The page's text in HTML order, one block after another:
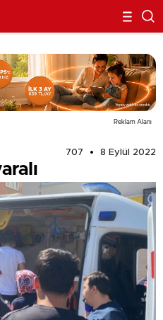
Reklam Alanı
707
8 Eylül 2022